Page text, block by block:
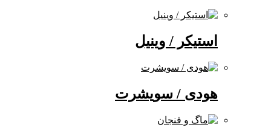
استیکر / وینیل
هودی / سویشرت